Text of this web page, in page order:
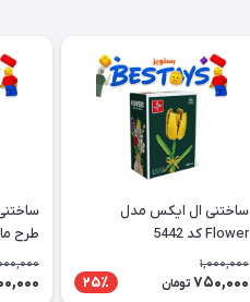
ساختنی ال ایکس مدل
Flower کد 5442
1,000,000
750,000 تومان 25٪
طرح